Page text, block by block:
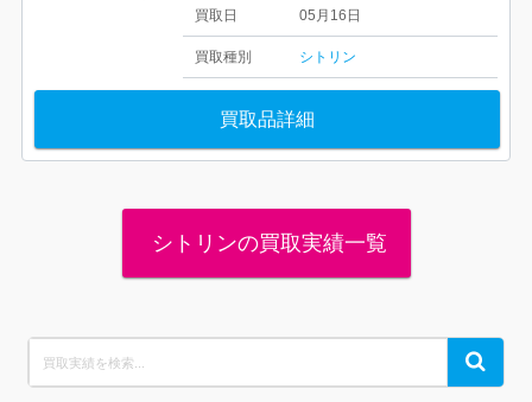
買取日 05月16日
買取種別 シトリン
買取品詳細
シトリンの買取実績一覧
for:
Search